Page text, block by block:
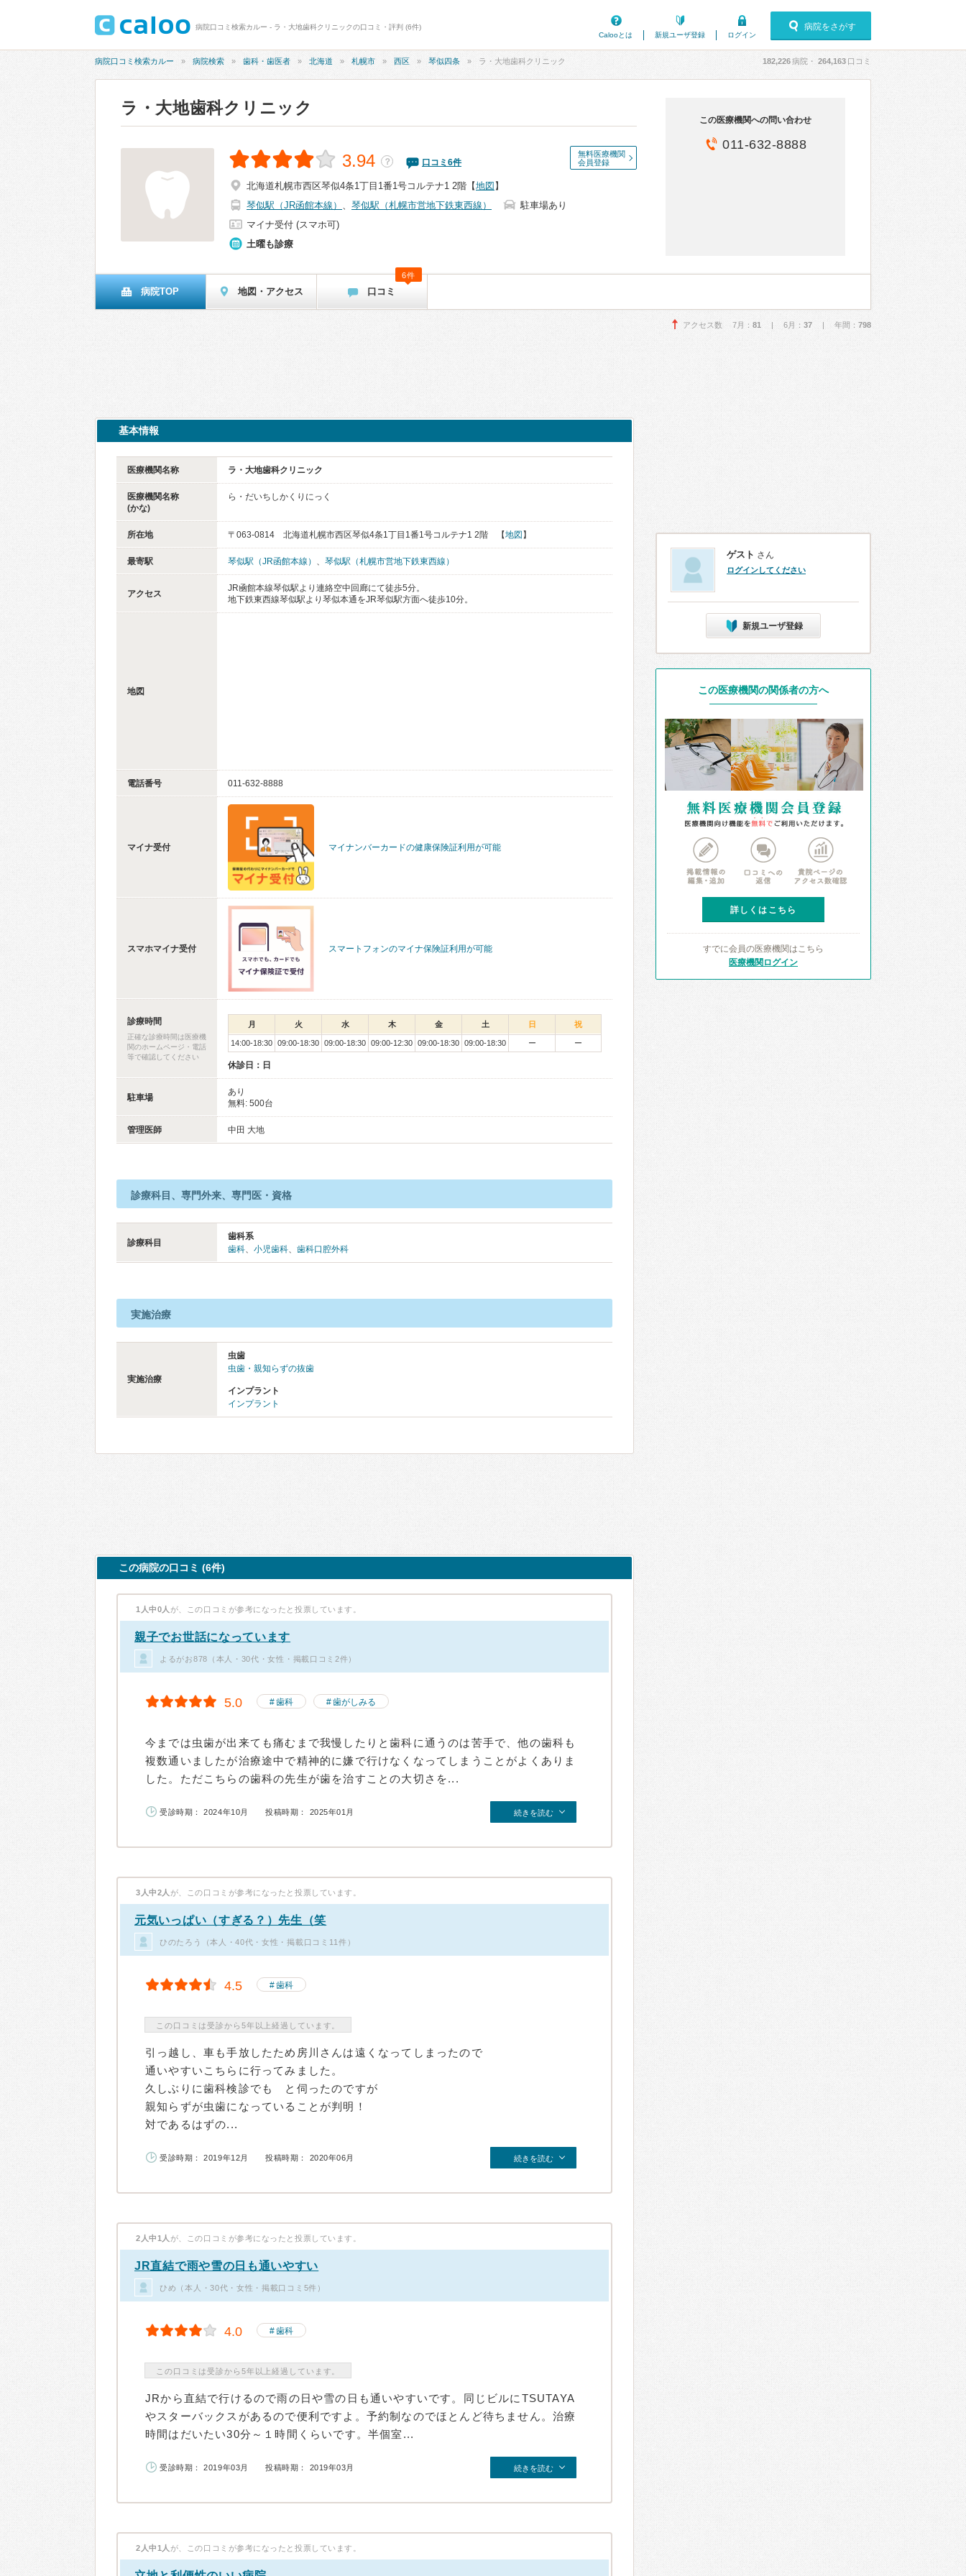
病院口コミ検索カルー - ラ・大地歯科クリニックの口コミ・評判 (6件)
Calooとは
新規ユーザ登録 ログイン
病院をさがす
病院口コミ検索カルー 病院検索 歯科・歯医者 北海道 札幌市 西区 琴似四条 ラ・大地歯科クリニック 182,226病院・ 264,163 口コミ
ラ・大地歯科クリニック
無料医療機関
会員登録
3.94 ？ 口コミ 6件
北海道札幌市西区琴似4条1丁目1番1号コルテナ1 2階 【地図 】
琴似駅（JR函館本線） 、 琴似駅（札幌市営地下鉄東西線）
駐車場あり
マイナ受付 (スマホ可)
土曜も診療
この医療機関への問い合わせ
011-632-8888
病院TOP 地図・アクセス 口コミ
6件
アクセス数 7月： 81 | 6月： 37 | 年間： 798
基本情報
医療機関名称 ラ・大地歯科クリニック
医療機関名称
(かな)
ら・だいちしかくりにっく
所在地 〒063-0814 北海道札幌市西区琴似4条1丁目1番1号コルテナ1 2階 【地図 】
最寄駅 琴似駅（JR函館本線） 、 琴似駅（札幌市営地下鉄東西線）
アクセス
JR凾館本線琴似駅より連絡空中回廊にて徒歩5分。
地下鉄東西線琴似駅より琴似本通をJR琴似駅方面へ徒歩10分。
地図
電話番号 011-632-8888
マイナ受付 マイナンバーカードの健康保険証利用が可能
スマホマイナ受付 スマートフォンのマイナ保険証利用が可能
診療時間
正確な診療時間は医療機
関のホームページ・電話
等で確認してください
月 火 水 木 金 土 日 祝
14:00-18:30 09:00-18:30 09:00-18:30 09:00-12:30 09:00-18:30 09:00-18:30 ー ー
休診日：日
駐車場
あり
無料: 500台
管理医師 中田 大地
診療科目、専門外来、専門医・資格
診療科目
歯科系
歯科、 小児歯科、 歯科口腔外科
実施治療
実施治療
虫歯
虫歯・親知らずの抜歯
インプラント
インプラント
この病院の口コミ (6件)
1人中0人 が、この口コミが参考になったと投票しています。
親子でお世話になっています
よるがお878（本人・30代・女性・掲載口コミ2件）
5.0 歯科 歯がしみる
今までは虫歯が出来ても痛むまで我慢したりと歯科に通うのは苦手で、他の歯科も
複数通いましたが治療途中で精神的に嫌で行けなくなってしまうことがよくありま
した。ただこちらの歯科の先生が歯を治すことの大切さを...
受診時期： 2024年10月 投稿時期： 2025年01月 続きを読む
3人中2人 が、この口コミが参考になったと投票しています。
元気いっぱい（すぎる？）先生（笑
ひのたろう（本人・40代・女性・掲載口コミ11件）
4.5 歯科
この口コミは受診から5年以上経過しています。
引っ越し、車も手放したため房川さんは遠くなってしまったので
通いやすいこちらに行ってみました。
久しぶりに歯科検診でも と伺ったのですが
親知らずが虫歯になっていることが判明！
対であるはずの...
受診時期： 2019年12月 投稿時期： 2020年06月 続きを読む
2人中1人 が、この口コミが参考になったと投票しています。
JR直結で雨や雪の日も通いやすい
ひめ（本人・30代・女性・掲載口コミ5件）
4.0 歯科
この口コミは受診から5年以上経過しています。
JRから直結で行けるので雨の日や雪の日も通いやすいです。同じビルにTSUTAYA
やスターバックスがあるので便利ですよ。予約制なのでほとんど待ちません。治療
時間はだいたい30分～１時間くらいです。半個室...
受診時期： 2019年03月 投稿時期： 2019年03月 続きを読む
2人中1人 が、この口コミが参考になったと投票しています。
ゲスト さん
ログインしてください
新規ユーザ登録
この医療機関の関係者の方へ
詳しくはこちら
すでに会員の医療機関はこちら
医療機関ログイン